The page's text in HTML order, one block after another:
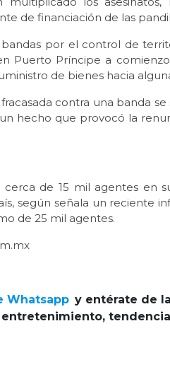
de financiación de las
por el control de
Puerto Príncipe a
de bienes hacia
contra una banda
hecho que provocó la
de 15 mil agentes en
según señala un reciente
de 25 mil agentes.
Whatsapp y entérate de